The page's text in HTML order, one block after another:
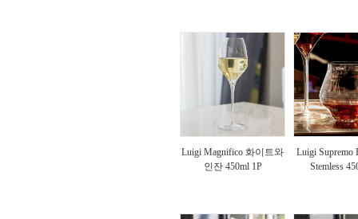
Luigi Magnifico 화이트와
인잔 450ml 1P
Luigi Supremo
Stemless